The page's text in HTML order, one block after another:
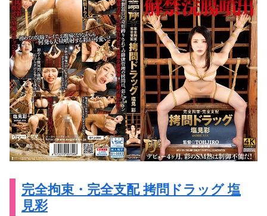
完全拘束・完全支配 拷問ドラッグ 塩
見彩